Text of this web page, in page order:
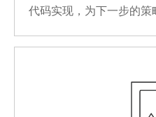
代码实现，为下一步的策